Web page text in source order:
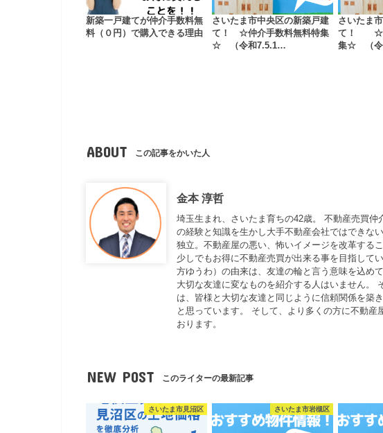
新築一戸建てが仲介手数料無
料（０円）で購入できる理由
さいたま市中央区の新築戸建
て！ ☆仲介手数料無料特集
☆ （令和7.5.1…
さいたま
て！ ☆仲
集☆ （令
ABOUT この記事をかいた人
金本 淳哲
埼玉生まれ、さいたま育ちの42歳。 不動産売買
の経験と知識を生かし大手不動産会社ではできな
独立。不動産屋の悪い、怖いイメージを改革する
少しでもお得に不動産売買が出来る事を目指して
方ゆうわ）の由来は、友達の輪と言う意味を込め
大切な友達に変なものを紹介する人はいません。
は、皆様と大切な友達と同じように信頼関係を築
と思っています。 そして、より多くの方に不動
おります。
NEW POST このライターの最新記事
さいたま市見沼区 さいたま市岩槻区